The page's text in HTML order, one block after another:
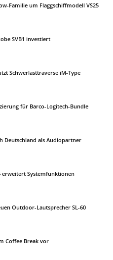
Familie um Flaggschiffmodell VS25
SVB1 investiert
Schwerlasttraverse iM-Type
für Barco-Logitech-Bundle
Deutschland als Audiopartner
erweitert Systemfunktionen
Outdoor-Lautsprecher SL-60
Coffee Break vor